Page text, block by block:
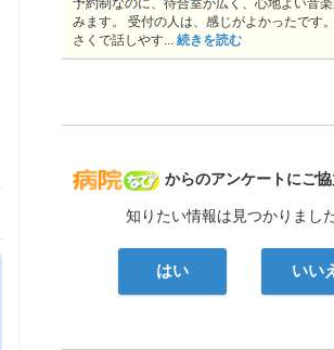
病院なび
からのアンケートにご協
知りたい情報は見つかりまし
はい いい
予約制なのに、待合室が広く、心地よい音
みます。 受付の人は、感じがよかったです
さくで話しやす... 続きを読む